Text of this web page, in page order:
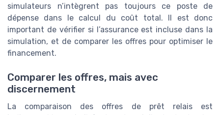
simulateurs n’intègrent pas toujours ce poste de
dépense dans le calcul du coût total. Il est donc
important de vérifier si l’assurance est incluse dans la
simulation, et de comparer les offres pour optimiser le
financement.
Comparer les offres, mais avec
discernement
La comparaison des offres de prêt relais est